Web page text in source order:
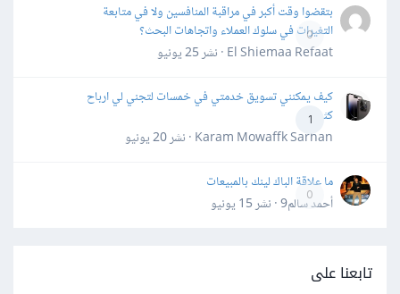
0
بتقضوا وقت أكبر في مراقبة المنافسين ولا في متابعة
التغيرات في سلوك العملاء واتجاهات البحث؟
El Shiemaa Refaat · نشر
25 يونيو
1
كيف يمكنني تسويق خدمتي في خمسات لتجني لي ارباح
كثيرة
Karam Mowaffk Sarhan · نشر
20 يونيو
0
ما علاقة الباك لينك بالمبيعات
أحمد سالم9 · نشر
15 يونيو
تابعنا على